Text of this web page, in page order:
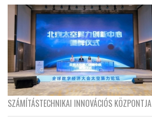
SZÁMÍTÁSTECHNIKAI INNOVÁCIÓS KÖZPONTJA